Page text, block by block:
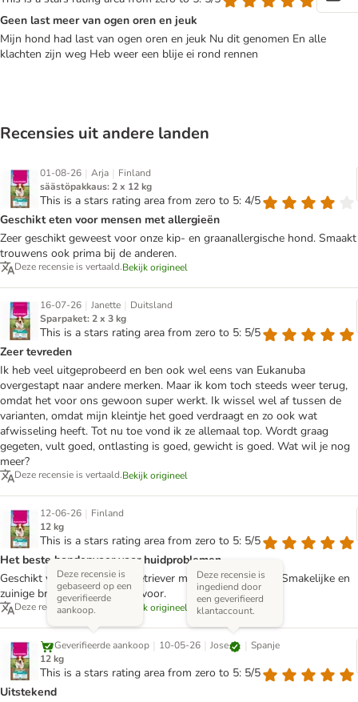
Geen last meer van ogen oren en jeuk
Mijn hond had last van ogen oren en jeuk Nu dit genomen En alle
klachten zijn weg Heb weer een blije ei rond rennen
Recensies uit andere landen
01-08-26 | Arja | Finland
säästöpakkaus: 2 x 12 kg
This is a stars rating area from zero to 5: 4/5
Geschikt eten voor mensen met allergieën
Zeer geschikt geweest voor onze kip- en graanallergische hond. Smaakt
trouwens ook prima bij de anderen.
Deze recensie is vertaald.Bekijk origineel
16-07-26 | Janette | Duitsland
Sparpaket: 2 x 3 kg
This is a stars rating area from zero to 5: 5/5
Zeer tevreden
Ik heb veel uitgeprobeerd en ben ook wel eens van Eukanuba
overgestapt naar andere merken. Maar ik kom toch steeds weer terug,
omdat het voor ons gewoon super werkt. Ik wissel wel af tussen de
varianten, omdat mijn kleintje het goed verdraagt en zo ook wat
afwisseling heeft. Tot nu toe vond ik ze allemaal top. Wordt graag
gegeten, vult goed, ontlasting is goed, gewicht is goed. Wat wil je nog
meer?
Deze recensie is vertaald.Bekijk origineel
12-06-26 | Finland
12 kg
This is a stars rating area from zero to 5: 5/5
Het beste hondenvoer voor huidproblemen
Geschikt voor een Golden Retriever met huidproblemen. Smakelijke en
zuinige brokjes. Bedankt hiervoor.
Deze recensie is vertaald. Bekijk origineel
Geverifieerde aankoop
Deze recensie is
gebaseerd op een
geverifieerde
aankoop.
| 10-05-26 | Jose
Deze recensie is
ingediend door
een geverifieerd
klantaccount.
| Spanje
12 kg
This is a stars rating area from zero to 5: 5/5
Uitstekend